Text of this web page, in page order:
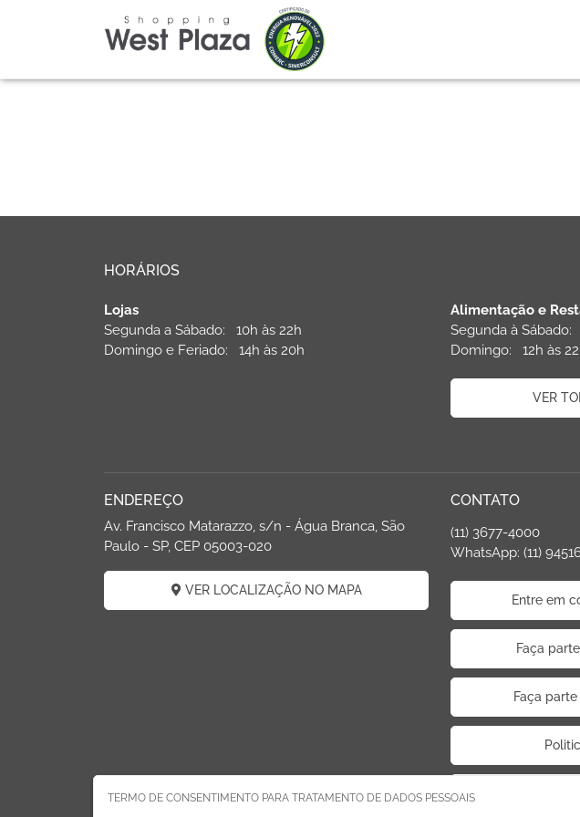
TERMO DE CONSENTIMENTO PARA TRATAMENTO DE DADOS PESSOAIS
HORÁRIOS
Lojas
Segunda a Sábado: 10h às 22h
Domingo e Feriado: 14h às 20h
Alimentação e
Segunda à Sábado:
Domingo: 12h às
VER
ENDEREÇO
Av. Francisco Matarazzo, s/n - Água Branca, São
Paulo - SP, CEP 05003-020
VER LOCALIZAÇÃO NO MAPA
CONTATO
(11) 3677-4000
WhatsApp: (11)
Entre em
Faça
Faça